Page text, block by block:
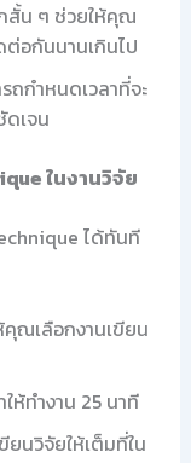
สั้น ๆ ช่วยให้คุณ
ต่อกันนานเกินไป
ถกำหนดเวลาที่จะ
ดเจน
ในงานวิจัย
ได้ทันที
ณเลือกงานเขียน
ให้ทำงาน 25 นาที
ยนวิจัยให้เต็มที่ใน